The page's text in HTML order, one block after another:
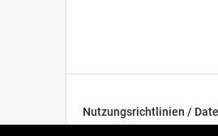
Nutzungsrichtlinien /